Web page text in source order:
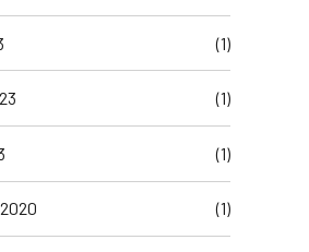
(1)
(1)
(1)
(1)